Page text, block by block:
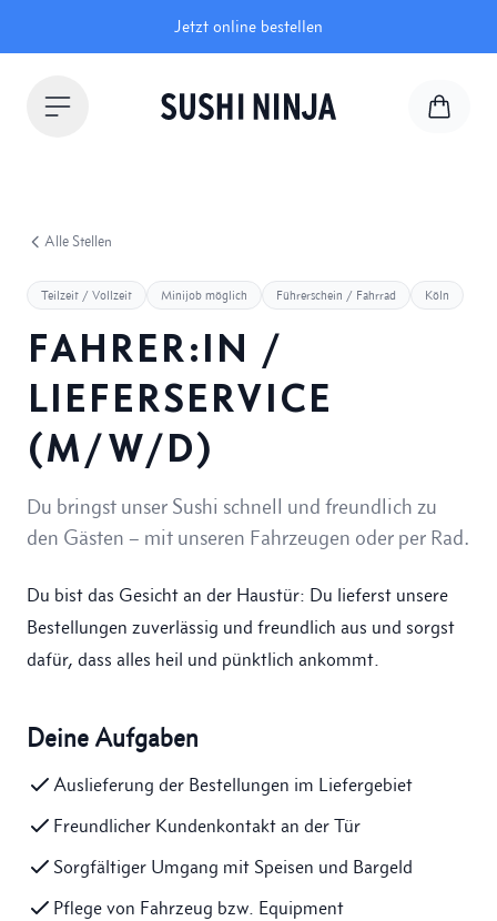
Jetzt online bestellen
Alle Stellen
Teilzeit / Vollzeit Minijob möglich Führerschein / Fahrrad Köln
FAHRER:IN /
LIEFERSERVICE
(M/W/D)
Du bringst unser Sushi schnell und freundlich zu
den Gästen – mit unseren Fahrzeugen oder per Rad.
Du bist das Gesicht an der Haustür: Du lieferst unsere
Bestellungen zuverlässig und freundlich aus und sorgst
dafür, dass alles heil und pünktlich ankommt.
Deine Aufgaben
Auslieferung der Bestellungen im Liefergebiet
Freundlicher Kundenkontakt an der Tür
Sorgfältiger Umgang mit Speisen und Bargeld
Pflege von Fahrzeug bzw. Equipment